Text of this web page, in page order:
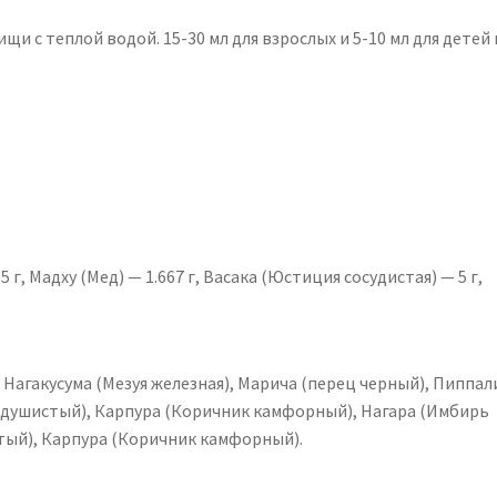
с теплой водой. 15-30 мл для взрослых и 5-10 мл для детей
Мадху (Мед) — 1.667 г, Васака (Юстиция сосудистая) — 5 г,
(Мезуя железная), Марича (перец черный),
Карпура (Коричник камфорный), Нагара (Имбирь
Карпура (Коричник камфорный).